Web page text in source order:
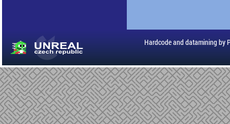
Hardcode and datamining by